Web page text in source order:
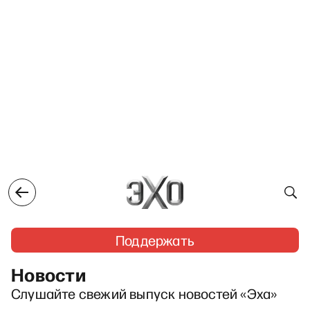
Поддержать
Новости
Слушайте свежий выпуск новостей «Эха»